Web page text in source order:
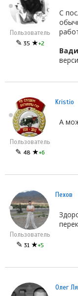
Пользователь
✎ 35 ★+2
С
Пользователь
✎ 48 ★+6
Kristio
А
Пользователь
✎ 31 ★+5
Пехов
Олег